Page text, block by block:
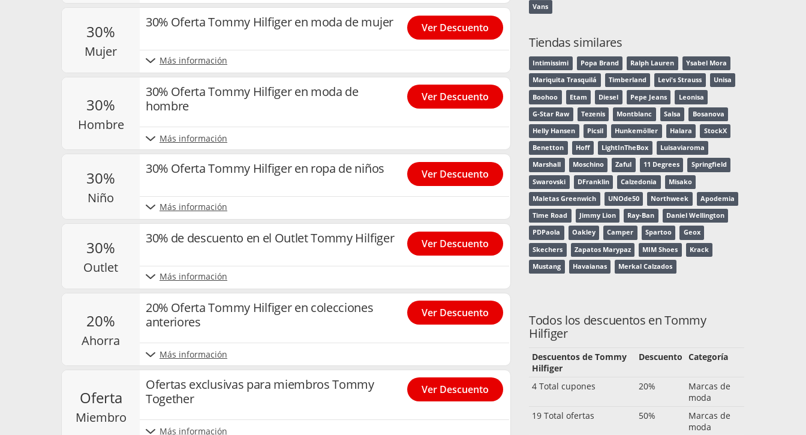
30%
mujer
30% Oferta Tommy Hilfiger en moda de mujer
Más información
Ver Descuento
30%
hombre
30% Oferta Tommy Hilfiger en moda de
hombre
Más información
Ver Descuento
30%
niño
30% Oferta Tommy Hilfiger en ropa de niños
Más información
Ver Descuento
30%
outlet
30% de descuento en el Outlet Tommy Hilfiger
Más información
Ver Descuento
20%
ahorra
20% Oferta Tommy Hilfiger en colecciones
anteriores
Más información
Ver Descuento
oferta
miembro
Ofertas exclusivas para miembros Tommy
Together
Más información
Ver Descuento
Vans
Tiendas similares
Intimissimi Popa Brand Ralph Lauren Ysabel Mora
Mariquita Trasquilá Timberland Levi's Strauss Unisa
Boohoo Etam Diesel Pepe Jeans Leonisa
G-Star Raw Tezenis Montblanc Salsa Bosanova
Helly Hansen Picsil Hunkemöller Halara StockX
Benetton Hoff LightInTheBox Luisaviaroma
Marshall Moschino Zaful 11 Degrees Springfield
Swarovski DFranklin Calzedonia Misako
Maletas Greenwich UNOde50 Northweek Apodemia
Time Road Jimmy Lion Ray-Ban Daniel Wellington
PDPaola Oakley Camper Spartoo Geox
Skechers Zapatos Marypaz MIM Shoes Krack
Mustang Havaianas Merkal Calzados
Todos los descuentos en Tommy
Hilfiger
Descuentos de Tommy
Hilfiger
Descuento Categoría
4 Total cupones 20%
Marcas de
moda
19 Total ofertas
50%
Marcas de
moda